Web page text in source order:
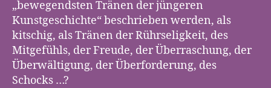
„bewegendsten Tränen der jüngeren
Kunstgeschichte“ beschrieben werden, als
kitschig, als Tränen der Rührseligkeit, des
Mitgefühls, der Freude, der Überraschung, der
Überwältigung, der Überforderung, des
Schocks …?